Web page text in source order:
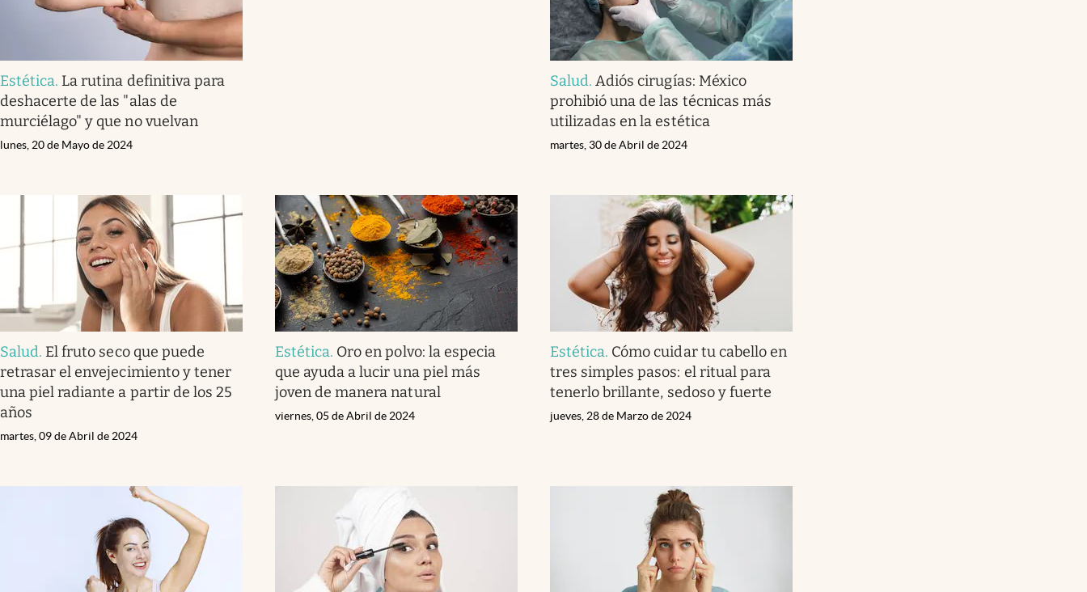
Estética. La rutina definitiva para
deshacerte de las "alas de
murciélago" y que no vuelvan
lunes, 20 de Mayo de 2024
Salud.Adiós cirugías: México
prohibió una de las técnicas más
utilizadas en la estética
martes, 30 de Abril de 2024
Salud. El fruto seco que puede
retrasar el envejecimiento y tener
una piel radiante a partir de los 25
años
martes, 09 de Abril de 2024
Estética. Oro en polvo: la especia
que ayuda a lucir una piel más
joven de manera natural
viernes, 05 de Abril de 2024
Estética. Cómo cuidar tu cabello en
tres simples pasos: el ritual para
tenerlo brillante, sedoso y fuerte
jueves, 28 de Marzo de 2024